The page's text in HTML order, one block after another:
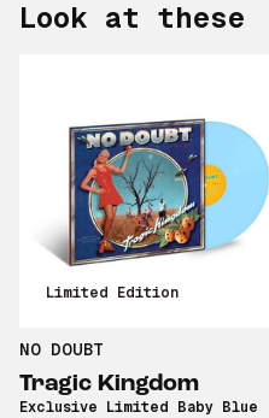
Look at these
Limited Edition
NO DOUBT
Tragic Kingdom
Exclusive Limited Baby Blue